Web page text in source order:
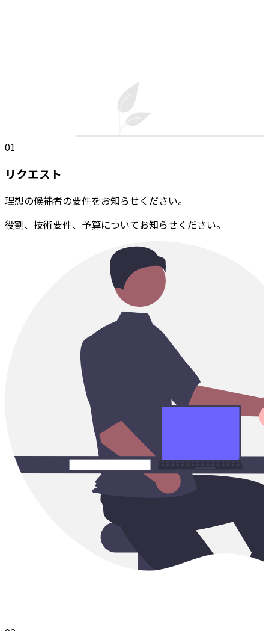
01
リクエスト
理想の候補者の要件をお知らせください。
役割、技術要件、予算についてお知らせください。